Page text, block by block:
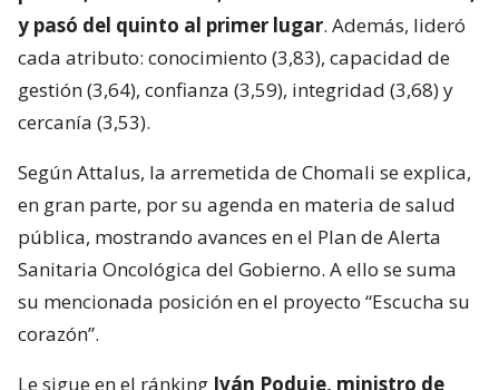
y pasó del quinto al primer lugar. Además, lideró
cada atributo: conocimiento (3,83), capacidad de
gestión (3,64), confianza (3,59), integridad (3,68) y
cercanía (3,53).
Según Attalus, la arremetida de Chomali se explica,
en gran parte, por su agenda en materia de salud
pública, mostrando avances en el Plan de Alerta
Sanitaria Oncológica del Gobierno. A ello se suma
su mencionada posición en el proyecto “Escucha su
corazón”.
Le sigue en el ránking Iván Poduje, ministro de